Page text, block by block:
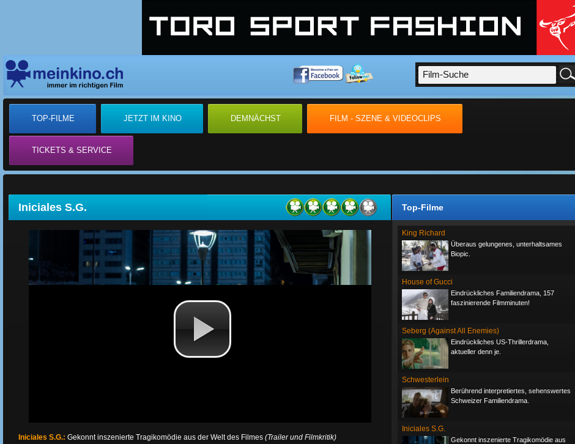
TOP-FILME JETZT IM KINO DEMNÄCHST FILM - SZENE & VIDEOCLIPS
TICKETS & SERVICE
Top-Filme
King Richard
Überaus gelungenes, unterhaltsames
Biopic.
House of Gucci
Eindrückliches Familiendrama, 157
faszinierende Filmminuten!
Seberg (Against All Enemies)
Eindrückliches US-Thrillerdrama,
aktueller denn je.
Schwesterlein
Berührend interpretiertes, sehenswertes
Schweizer Familiendrama.
Iniciales S.G.
Gekonnt inszenierte Tragikomödie aus
Iniciales S.G.
Iniciales S.G.: Gekonnt inszenierte Tragikomödie aus der Welt des Filmes (Trailer und Filmkritik)